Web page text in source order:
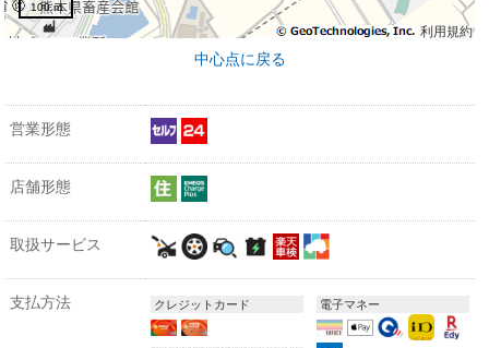
利用規約
100 m
中心点に戻る
営業形態
店舗形態
取扱サービス
支払方法 クレジットカード 電子マネー